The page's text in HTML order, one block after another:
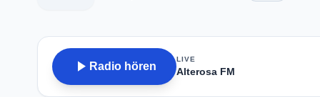
play_arrow Radio hören
LIVE
Alterosa FM